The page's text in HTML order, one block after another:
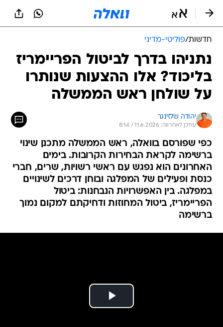
חדשות/פוליטי-מדיני
נתניהו בדרך לביטול הפריימריז
בליכוד? אלו ההצעות שנותרו
על שולחן ראש הממשלה
יהודה שלזינגר
עודכן לאחרונה: 11.6.2026 / 8:14
כפי שפורסם בוואלה, ראש הממשלה מתכנן שינוי
ברשימה לקראת הבחירות הקרובות. בימים
האחרונים הוא נפגש עם ראשי רשויות, שרים, חברי
כנסת ופעילים של המפלגה ובוחן דרכים לשינויים
במפלגה. בין האפשרויות הנבחנות: ביטול
הפריימריז, ביטול המחוזות ודחיקתם למקום נמוך
ברשימה